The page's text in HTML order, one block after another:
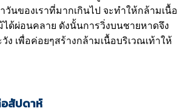
วันของเราที่มากเกินไป จะทำให้กล้ามเนื้อ
ได้ผ่อนคลาย ดังนั้นการวิ่งบนชายหาดจึง
ง เพื่อค่อยๆสร้างกล้ามเนื้อบริเวณเท้าให้
สัปดาห์